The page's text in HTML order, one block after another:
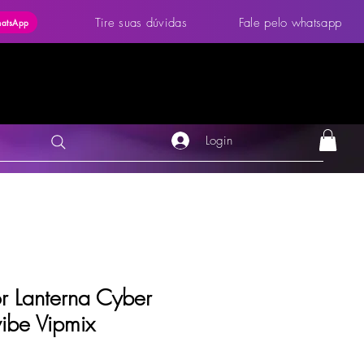
Tire suas dúvidas Fale pelo whatsapp
Login
Lanterna Cyber
Vipmix